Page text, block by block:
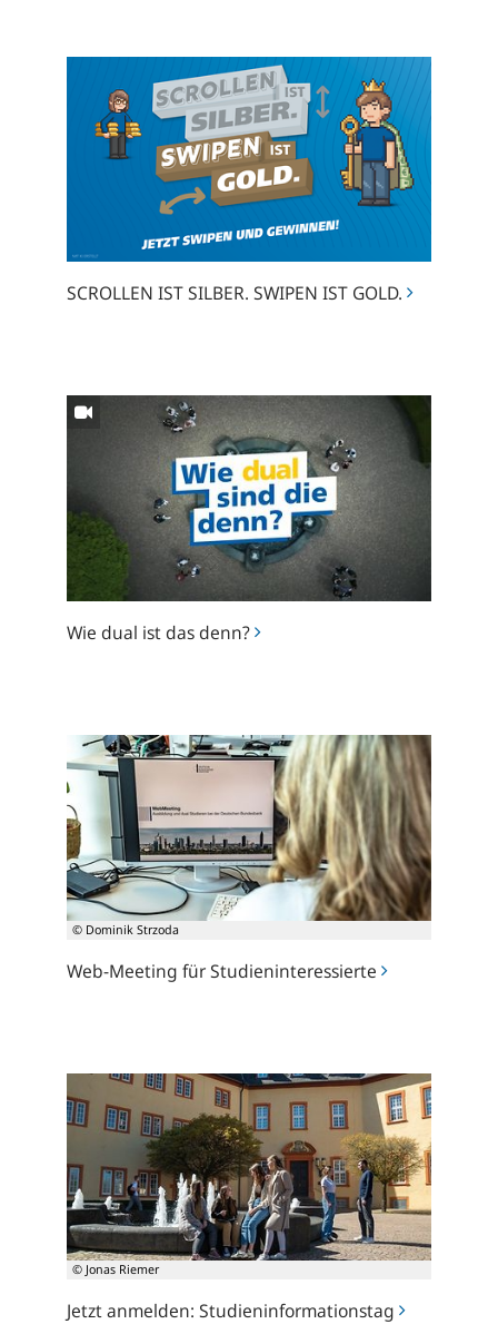
SCROLLEN IST SILBER. SWIPEN IST GOLD.
SILBER.
SWIPEN
Wie dual ist das denn?
Wie
denn?
© Dominik Strzoda
Web-Meeting für Studieninteressierte
Web-
Meeting
für
Studieninteressierte
© Jonas Riemer
Jetzt anmelden: Studieninformationstag
anmelden:
Studieninformationstag